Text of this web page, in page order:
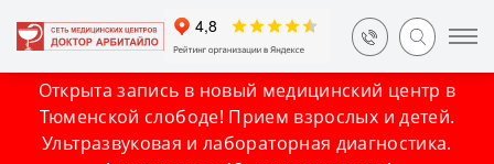
Открыта запись в новый медицинский центр в
Тюменской слободе! Прием взрослых и детей.
Ультразвуковая и лабораторная диагностика.